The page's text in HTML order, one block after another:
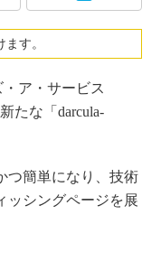
す。
ア・サービス
たな「darcula-
つ簡単になり、技術
ッシングページを展